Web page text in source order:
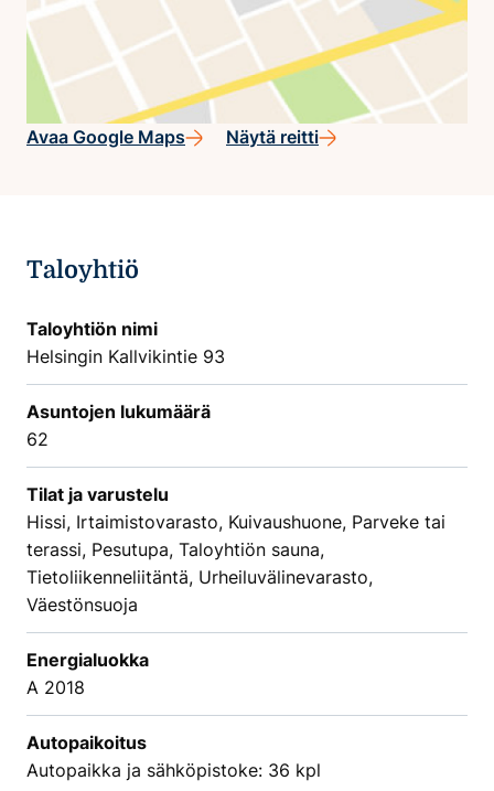
Avaa Google Maps Näytä reitti
Taloyhtiö
Taloyhtiön nimi
Helsingin Kallvikintie 93
Asuntojen lukumäärä
62
Tilat ja varustelu
Hissi, Irtaimistovarasto, Kuivaushuone, Parveke tai
terassi, Pesutupa, Taloyhtiön sauna,
Tietoliikenneliitäntä, Urheiluvälinevarasto,
Väestönsuoja
Energialuokka
A 2018
Autopaikoitus
Autopaikka ja sähköpistoke: 36 kpl